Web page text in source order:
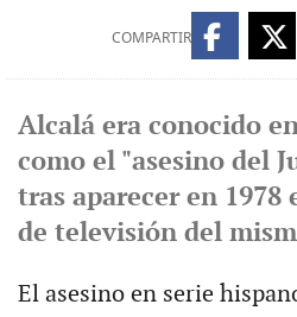
COMPARTIR
Alcalá era conocido
como el "asesino del
tras aparecer en 1978
de televisión del
El asesino en serie